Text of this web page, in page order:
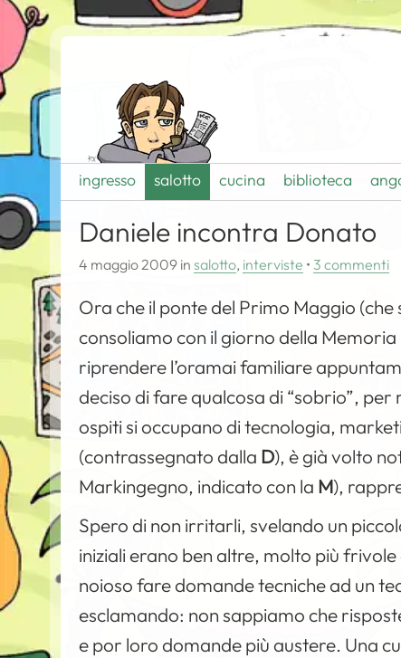
ingresso salotto cucina biblioteca
Daniele incontra Donato
4 maggio 2009 insalotto, interviste • 3 commenti
Ora che il ponte del Primo Maggio
consoliamo con il giorno della
riprendere l’oramai familiare
deciso di fare qualcosa di “sobrio”,
ospiti si occupano di tecnologia,
(contrassegnato dalla D), è già volto
Markingegno, indicato con la M),
Spero di non irritarli, svelando un
iniziali erano ben altre, molto più
noioso fare domande tecniche ad un
esclamando: non sappiamo che
e por loro domande più austere. Una